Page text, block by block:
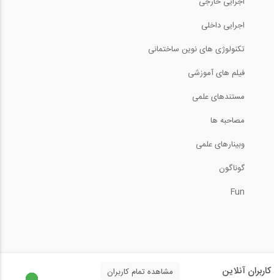
اجرایی داخلی
تکنولوژی های نوین ساختمانی
فیلم های آموزشی
مستندهای علمی
مصاحبه ها
وبینارهای علمی
گوناگون
Fun
کاربران آنلاین مشاهده تمام کاربران